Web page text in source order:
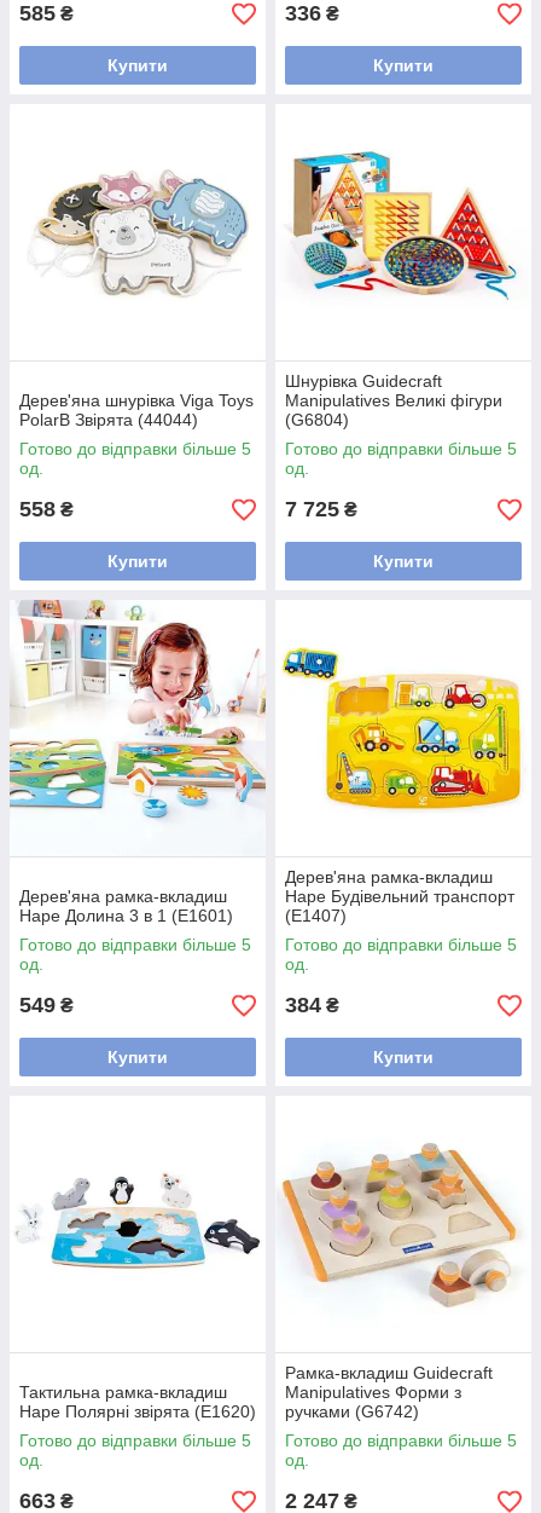
585 ₴
Купити
336 ₴
Купити
Дерев'яна шнурівка Viga Toys
PolarB Звірята (44044)
Готово до відправки більше 5
од.
558 ₴
Купити
Шнурівка Guidecraft
Manipulatives Великі фігури
(G6804)
Готово до відправки більше 5
од.
7 725 ₴
Купити
Дерев'яна рамка-вкладиш
Hape Долина 3 в 1 (E1601)
Готово до відправки більше 5
од.
549 ₴
Купити
Дерев'яна рамка-вкладиш
Hape Будівельний транспорт
(E1407)
Готово до відправки більше 5
од.
384 ₴
Купити
Тактильна рамка-вкладиш
Hape Полярні звірята (E1620)
Готово до відправки більше 5
од.
663 ₴
Рамка-вкладиш Guidecraft
Manipulatives Форми з
ручками (G6742)
Готово до відправки більше 5
од.
2 247 ₴